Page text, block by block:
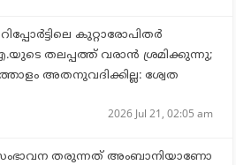
റിപ്പോര്‍ട്ടിലെ കുറ്റാരോപിതര്‍
തലപ്പത്ത് വരാന്‍ ശ്രമിക്കുന്നു;
അതനുവദിക്കില്ല: ശ്വേത
2026 Jul 21, 02:05 am
തരുന്നത് അംബാനിയാണോ